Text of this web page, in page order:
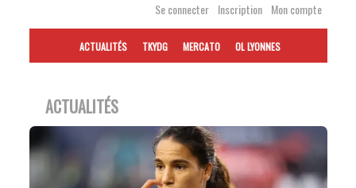
Se connecter Inscription Mon compte
ACTUALITÉS TKYDG MERCATO OL LYONNES
ACTUALITÉS